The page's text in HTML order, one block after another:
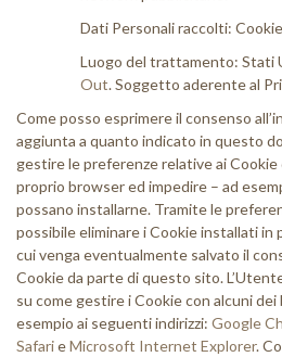
Dati Personali raccolti:
Luogo del trattamento: Stati
Out. Soggetto aderente al
Come posso esprimere il consenso
aggiunta a quanto indicato in questo
gestire le preferenze relative ai
proprio browser ed impedire – ad
possano installarne. Tramite le
possibile eliminare i Cookie installati in
cui venga eventualmente salvato il
Cookie da parte di questo sito.
su come gestire i Cookie con alcuni
esempio ai seguenti indirizzi: Google
SafarieMicrosoft Internet Explorer.